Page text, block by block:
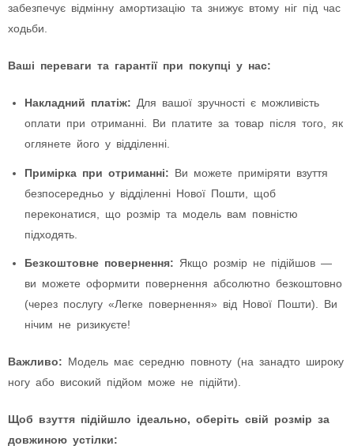
забезпечує відмінну амортизацію та знижує втому ніг під час
ходьби.
Ваші переваги та гарантії при покупці у нас:
Накладний платіж: Для вашої зручності є можливість
оплати при отриманні. Ви платите за товар після того, як
оглянете його у відділенні.
Примірка при отриманні: Ви можете приміряти взуття
безпосередньо у відділенні Нової Пошти, щоб
переконатися, що розмір та модель вам повністю
підходять.
Безкоштовне повернення: Якщо розмір не підійшов —
ви можете оформити повернення абсолютно безкоштовно
(через послугу «Легке повернення» від Нової Пошти). Ви
нічим не ризикуєте!
Важливо: Модель має середню повноту (на занадто широку
ногу або високий підйом може не підійти).
Щоб взуття підійшло ідеально, оберіть свій розмір за
довжиною устілки: